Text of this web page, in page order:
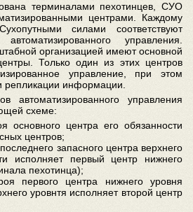
терминалами пехотинцев, СУО
центрами. Каждому
силами соответствуют
управления.
организацией имеют основной
Только один из этих центров
управление, при этом
репликации информации.
автоматизированного управления
схеме:
основного центра его обязанности
центров;
запасного центра верхнего
исполняет первый центр нижнего
пехотинца);
первого центра нижнего уровня
уровнтя исполняет второй центр